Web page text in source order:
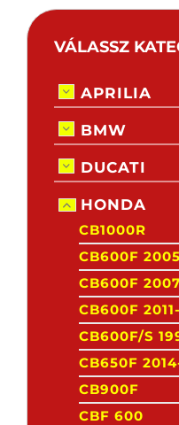
VÁLASSZ
APRILIA
BMW
DUCATI
HONDA
CB1000R
CB600F
CB600F
CB600F
CB600F/S
CB650F
CB900F
CBF 600